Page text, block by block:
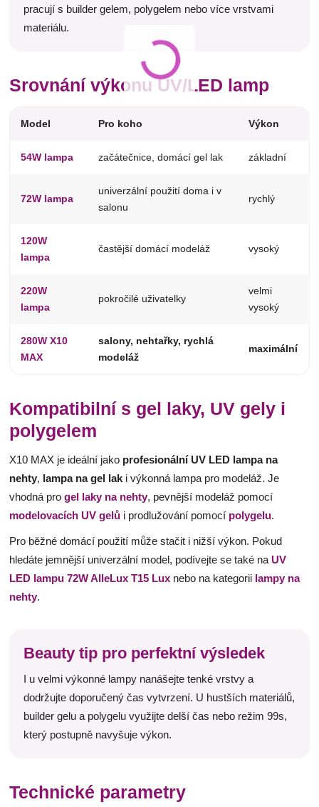
pracují s builder gelem, polygelem nebo více vrstvami
materiálu.
Srovnání výkonu UV/LED lamp
Model Pro koho Výkon
54W lampa začátečnice, domácí gel lak základní
72W lampa
univerzální použití doma i v
salonu
rychlý
120W
lampa
častější domácí modeláž vysoký
220W
lampa
pokročilé uživatelky
velmi
vysoký
280W X10
MAX
salony, nehtařky, rychlá
modeláž
maximální
Kompatibilní s gel laky, UV gely i
polygelem
X10 MAX je ideální jako profesionální UV LED lampa na
nehty, lampa na gel lak i výkonná lampa pro modeláž. Je
vhodná progel laky na nehty, pevnější modeláž pomocí
modelovacích UV gelů i prodlužování pomocí polygelu.
Pro běžné domácí použití může stačit i nižší výkon. Pokud
hledáte jemnější univerzální model, podívejte se také na UV
LED lampu 72W AlleLux T15 Lux nebo na kategorii lampy na
nehty.
Beauty tip pro perfektní výsledek
I u velmi výkonné lampy nanášejte tenké vrstvy a
dodržujte doporučený čas vytvrzení. U hustších materiálů,
builder gelu a polygelu využijte delší čas nebo režim 99s,
který postupně navyšuje výkon.
Technické parametry